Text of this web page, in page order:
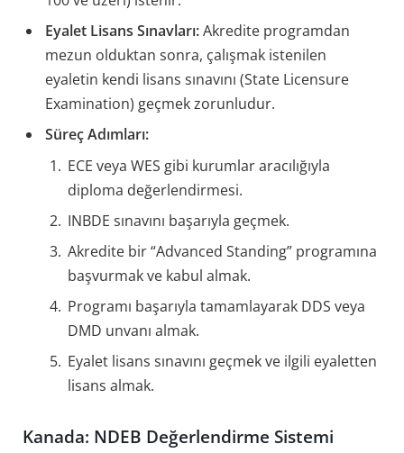
Eyalet Lisans Sınavları:Akredite programdan
mezun olduktan sonra, çalışmak istenilen
eyaletin kendi lisans sınavını (State Licensure
Examination) geçmek zorunludur.
Süreç Adımları:
ECE veya WES gibi kurumlar aracılığıyla
diploma değerlendirmesi.
INBDE sınavını başarıyla geçmek.
Akredite bir “Advanced Standing” programına
başvurmak ve kabul almak.
Programı başarıyla tamamlayarak DDS veya
DMD unvanı almak.
Eyalet lisans sınavını geçmek ve ilgili eyaletten
lisans almak.
Kanada: NDEB Değerlendirme Sistemi